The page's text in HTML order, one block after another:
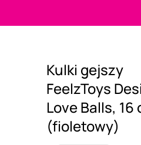
Kulki gejszy
FeelzToys Desi
Love Balls, 16
(fioletowy)